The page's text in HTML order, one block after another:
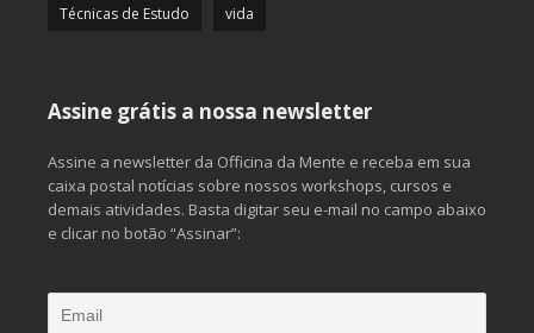
Técnicas de Estudo vida
Assine grátis a nossa newsletter
Assine a newsletter da Officina da Mente e receba em sua
caixa postal notícias sobre nossos workshops, cursos e
demais atividades. Basta digitar seu e-mail no campo abaixo
e clicar no botão “Assinar”: